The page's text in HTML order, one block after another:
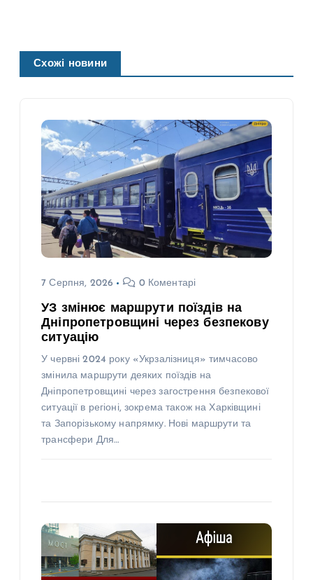
Схожі новини
7 Серпня, 2026 0 Коментарі
УЗ змінює маршрути поїздів на
Дніпропетровщині через безпекову
ситуацію
У червні 2024 року «Укрзалізниця» тимчасово
змінила маршрути деяких поїздів на
Дніпропетровщині через загострення безпекової
ситуації в регіоні, зокрема також на Харківщині
та Запорізькому напрямку. Нові маршрути та
трансфери Для…